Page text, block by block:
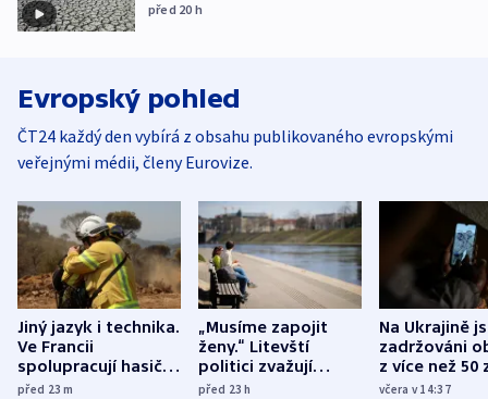
před 20 h
Evropský pohled
ČT24 každý den vybírá z obsahu publikovaného evropskými
veřejnými médii, členy Eurovize.
Jiný jazyk i technika.
Ve Francii
spolupracují hasiči z
různých zemí
před 23m
„Musíme zapojit
ženy.“ Litevští
politici zvažují
dohodu o
před 23h
Na Ukrajině
zadržováni
z více než 50
Bojovali na
včera v 14:37